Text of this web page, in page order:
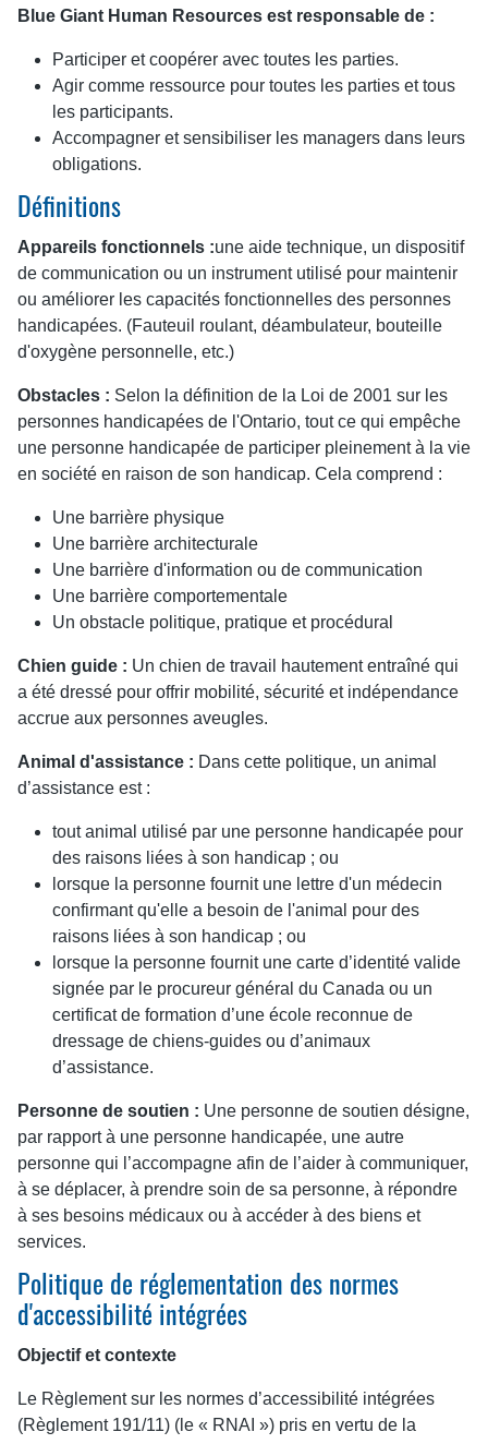
Blue Giant Human Resources est responsable de :
Participer et coopérer avec toutes les parties.
Agir comme ressource pour toutes les parties et tous
les participants.
Accompagner et sensibiliser les managers dans leurs
obligations.
Définitions
Appareils fonctionnels :une aide technique, un dispositif
de communication ou un instrument utilisé pour maintenir
ou améliorer les capacités fonctionnelles des personnes
handicapées. (Fauteuil roulant, déambulateur, bouteille
d'oxygène personnelle, etc.)
Obstacles : Selon la définition de la Loi de 2001 sur les
personnes handicapées de l'Ontario, tout ce qui empêche
une personne handicapée de participer pleinement à la vie
en société en raison de son handicap. Cela comprend :
Une barrière physique
Une barrière architecturale
Une barrière d'information ou de communication
Une barrière comportementale
Un obstacle politique, pratique et procédural
Chien guide : Un chien de travail hautement entraîné qui
a été dressé pour offrir mobilité, sécurité et indépendance
accrue aux personnes aveugles.
Animal d'assistance : Dans cette politique, un animal
d’assistance est :
tout animal utilisé par une personne handicapée pour
des raisons liées à son handicap ; ou
lorsque la personne fournit une lettre d'un médecin
confirmant qu'elle a besoin de l'animal pour des
raisons liées à son handicap ; ou
lorsque la personne fournit une carte d’identité valide
signée par le procureur général du Canada ou un
certificat de formation d’une école reconnue de
dressage de chiens-guides ou d’animaux
d’assistance.
Personne de soutien : Une personne de soutien désigne,
par rapport à une personne handicapée, une autre
personne qui l’accompagne afin de l’aider à communiquer,
à se déplacer, à prendre soin de sa personne, à répondre
à ses besoins médicaux ou à accéder à des biens et
services.
Politique de réglementation des normes
d'accessibilité intégrées
Objectif et contexte
Le Règlement sur les normes d’accessibilité intégrées
(Règlement 191/11) (le « RNAI ») pris en vertu de la